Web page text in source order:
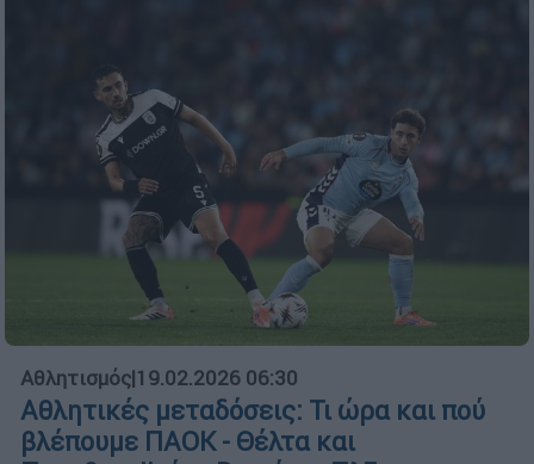
Αθλητισμός|19.02.2026 06:30
Αθλητικές μεταδόσεις: Τι ώρα και πού
βλέπουμε ΠΑΟΚ - Θέλτα και